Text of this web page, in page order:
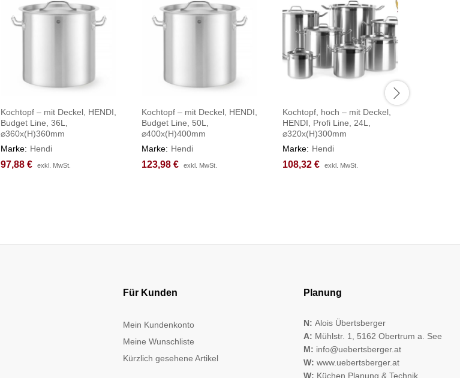
Kochtopf – mit Deckel, HENDI,
Budget Line, 36L,
⌀360x(H)360mm
Marke: Hendi
97,88 € exkl. MwSt.
97,88 € exkl. MwSt.
Kochtopf – mit Deckel, HENDI,
Budget Line, 50L,
⌀400x(H)400mm
Marke: Hendi
123,98 € exkl. MwSt.
123,98 € exkl. MwSt.
Kochtopf, hoch – mit Deckel,
HENDI, Profi Line, 24L,
⌀320x(H)300mm
Marke: Hendi
108,32 € exkl. MwSt.
108,32 € exkl. MwSt.
Für Kunden
Mein Kundenkonto
Meine Wunschliste
Kürzlich gesehene Artikel
Planung
N: Alois Übertsberger
A: Mühlstr. 1, 5162 Obertrum a. See
M: info@uebertsberger.at
W: www.uebertsberger.at
W: Küchen Planung & Technik